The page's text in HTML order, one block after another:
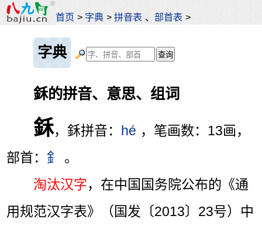
首页 > 字典 >拼音表 、部首表 >
字典
鉌的拼音、意思、组词
鉌，鉌拼音： hé ，笔画数：13画，
部首：釒
。
淘汰汉字，在中国国务院公布的《通
用规范汉字表》（国发〔2013〕23号）中